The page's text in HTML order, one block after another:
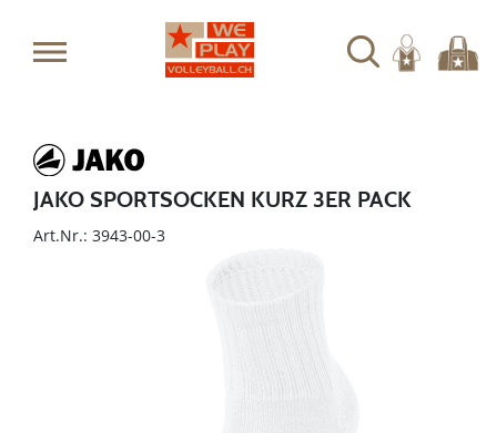
JAKO SPORTSOCKEN KURZ 3ER PACK
Art.Nr.: 3943-00-3